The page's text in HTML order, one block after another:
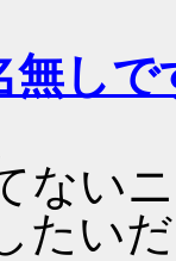
無しで
ない
たい